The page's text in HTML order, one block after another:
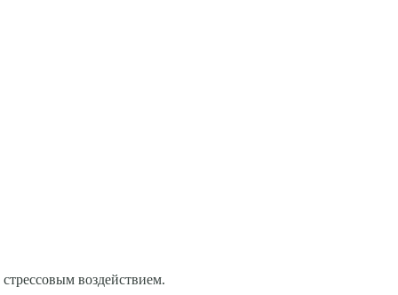
воздействием.